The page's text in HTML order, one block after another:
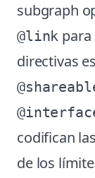
subgraph
@link para
directivas
codifican
de los